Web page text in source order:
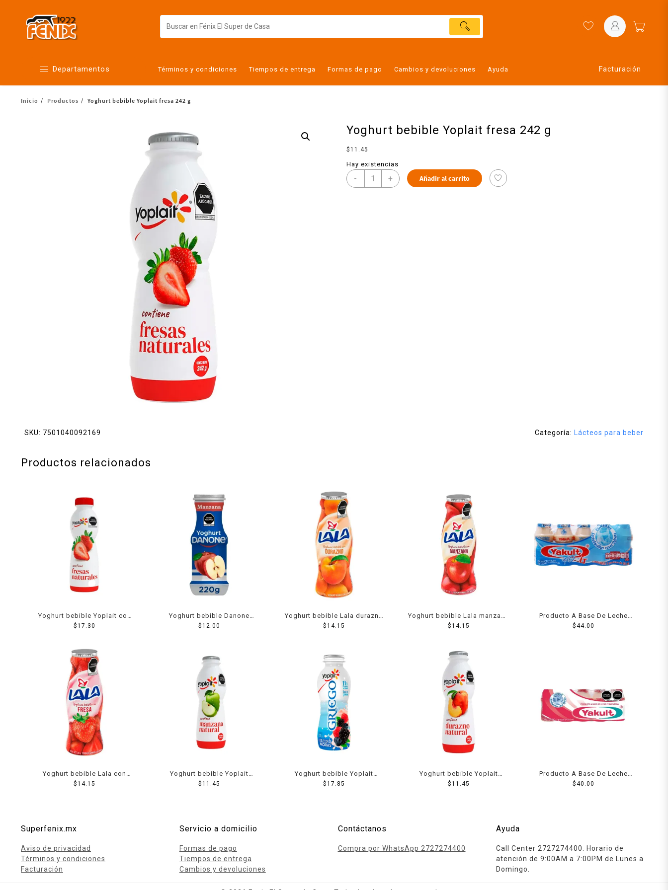
Departamentos
Alimentos
Términos y condiciones Tiempos de entrega Formas de pago Cambios y devoluciones Ayuda Facturación
Inicio Productos Yoghurt bebible Yoplait fresa 242 g
Yoghurt bebible Yoplait fresa 242 g
$ 11.45
Hay existencias
- + Añadir al carrito
SKU: 7501040092169 Categoría: Lácteos para beber
Productos relacionados
Yoghurt bebible Yoplait con
fresas naturales 330 g
$17.30
Yoghurt bebible Danone
manzana 220 g
$12.00
Yoghurt bebible Lala durazno
220 g
$14.15
Yoghurt bebible Lala manzana
220 g
$14.15
Producto A Base De Leche
Yakult 40 Lt 5 Pack 80 Ml
$44.00
Yoghurt bebible Lala con
fresa 220 g
$14.15
Yoghurt bebible Yoplait
manzana 242 g
$11.45
Yoghurt bebible Yoplait
Griego con moras bajo en
$17.85
Yoghurt bebible Yoplait
durazno 242 g
$11.45
Producto A Base De Leche
Yakult Natural 5 Pack 80 Ml
$40.00
Superfenix.mx
Aviso de privacidad
Términos y condiciones
Facturación
Servicio a domicilio
Formas de pago
Tiempos de entrega
Cambios y devoluciones
Contáctanos
Compra por WhatsApp 2727274400
Ayuda
Call Center 2727274400. Horario de
atención de 9:00AM a 7:00PM de Lunes a
Domingo.